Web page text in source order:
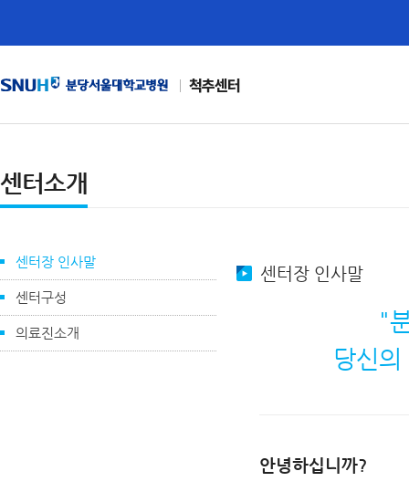
척추센터
센터소개
센터장 인사말
센터구성
의료진소개
센터장 인사말
"
당신
안녕하십니까?